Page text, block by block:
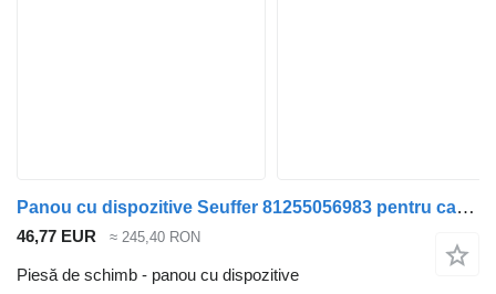
Panou cu dispozitive Seuffer 81255056983 pentru cap tractor MAN TGL, TGM, TGS, TGX 18.460 (2005-2021)
46,77 EUR ≈ 245,40 RON
Piesă de schimb - panou cu dispozitive